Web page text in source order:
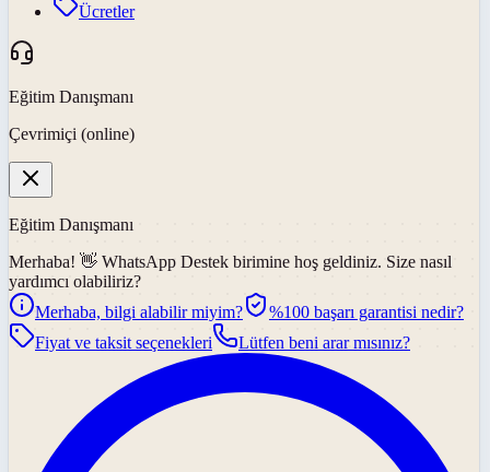
Ücretler
Eğitim Danışmanı
Çevrimiçi (online)
Eğitim Danışmanı
Merhaba! 👋 WhatsApp Destek birimine hoş geldiniz. Size nasıl
yardımcı olabiliriz?
Merhaba, bilgi alabilir miyim?
%100 başarı garantisi nedir?
Fiyat ve taksit seçenekleri
Lütfen beni arar mısınız?